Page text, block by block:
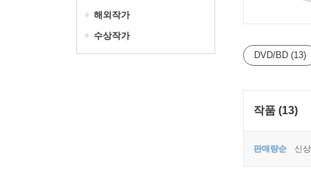
해외작가
수상작가
DVD/BD (13)
작품 (13)
판매량순 신